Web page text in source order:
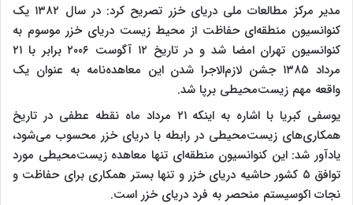
مدیر مرکز مطالعات ملی دریای خزر تصریح کرد: در سال ۱۳۸۲ یک
کنوانسیون منطقه‌ای حفاظت از محیط زیست دریای خزر موسوم به
کنوانسیون تهران امضا شد و در تاریخ ۱۲ آگوست ۲۰۰۶ برابر با ۲۱
مرداد ۱۳۸۵ جشن لازم‌الاجرا شدن این معاهده‌نامه به عنوان یک
واقعه مهم زیست‌محیطی برپا شد.
یوسفی کبریا با اشاره به اینکه ۲۱ مرداد ماه نقطه عطفی در تاریخ
همکاری‌های زیست‌محیطی در رابطه با دریای خزر محسوب می‌شود،
یادآور شد: این کنوانسیون منطقه‌ای تنها معاهده زیست‌محیطی مورد
توافق ۵ کشور حاشیه دریای خزر و تنها بستر همکاری برای حفاظت و
نجات اکوسیستم منحصر به فرد دریای خزر است.